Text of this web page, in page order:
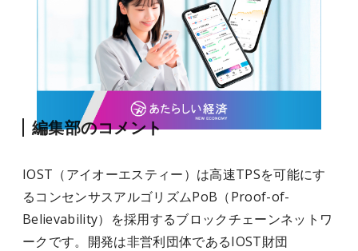
編集部のコメント
IOST（アイオーエスティー）は高速TPSを可能にす
るコンセンサスアルゴリズムPoB（Proof-of-
Believability）を採用するブロックチェーンネットワ
ークです。開発は非営利団体であるIOST財団